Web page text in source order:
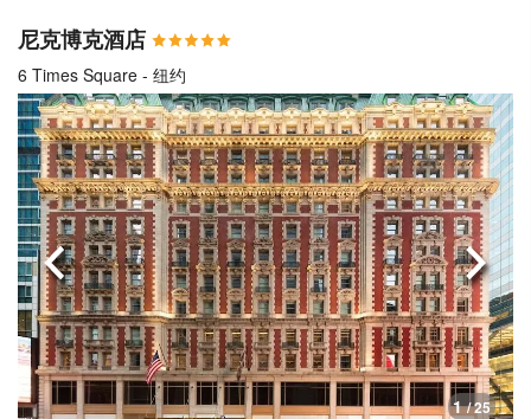
尼克博克酒店
6 Times Square - 纽约
1 / 25
上一页 下一